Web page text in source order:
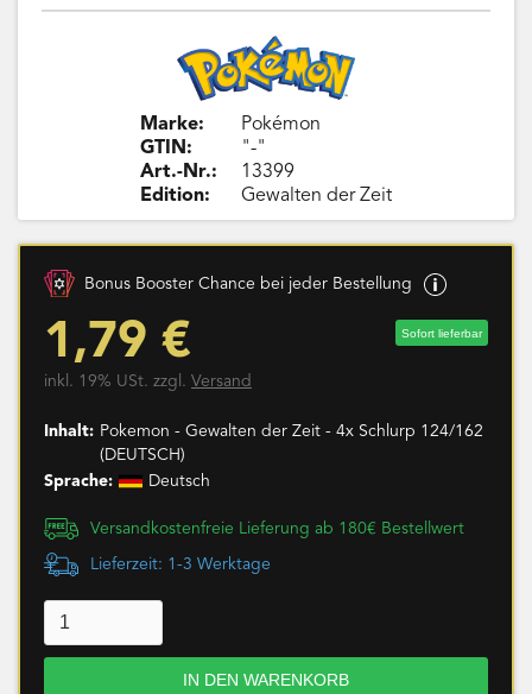
Marke:
GTIN:
Art.-Nr.:
Edition:
Pokémon
"-"
13399
Gewalten der Zeit
Bonus Booster Chance bei jeder Bestellung
1,79 € Sofort lieferbar
inkl. 19% USt. zzgl. Versand
Inhalt: Pokemon - Gewalten der Zeit - 4x Schlurp 124/162
(DEUTSCH)
Sprache:
Deutsch
Versandkostenfreie Lieferung ab 180€ Bestellwert
Lieferzeit: 1-3 Werktage